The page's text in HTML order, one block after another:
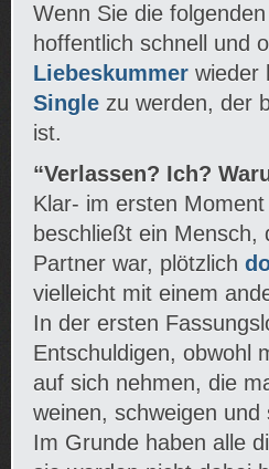
Wenn Sie die
hoffentlich schnell und
Liebeskummer wieder
Single zu werden, der
ist.
“Verlassen? Ich?
Klar- im ersten
beschließt ein
Partner war, plötzlich
vielleicht mit einem
In der ersten
Entschuldigen, obwohl
auf sich nehmen, die
weinen, schweigen
Im Grunde haben alle